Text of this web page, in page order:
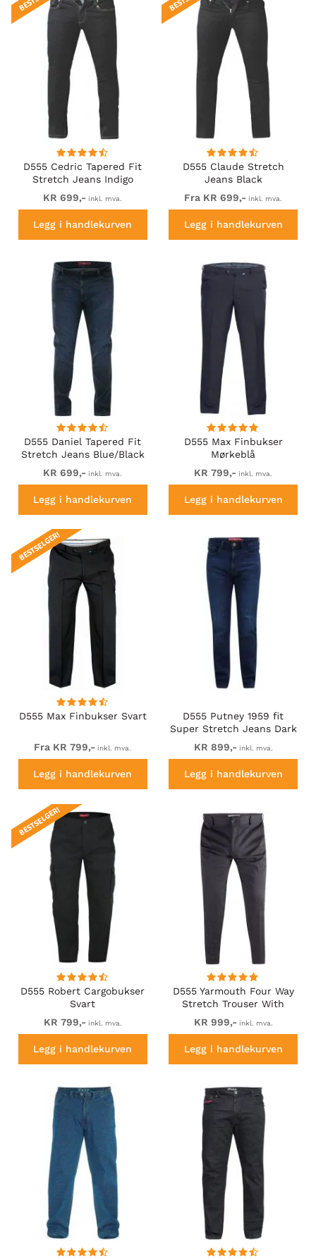
D555 Cedric Tapered Fit
Stretch Jeans Indigo
KR 699,- inkl. mva.
Legg i handlekurven
D555 Claude Stretch
Jeans Black
Fra KR 699,- inkl. mva.
Legg i handlekurven
D555 Daniel Tapered Fit
Stretch Jeans Blue/Black
Wash
KR 699,- inkl. mva.
Legg i handlekurven
D555 Max Finbukser
Mørkeblå
KR 799,- inkl. mva.
Legg i handlekurven
D555 Max Finbukser Svart
BESTSELGER!
Fra KR 799,- inkl. mva.
Legg i handlekurven
D555 Putney 1959 fit
Super Stretch Jeans Dark
Wash
KR 899,- inkl. mva.
Legg i handlekurven
D555 Robert Cargobukser
Svart
BESTSELGER!
KR 799,- inkl. mva.
Legg i handlekurven
D555 Yarmouth Four Way
Stretch Trouser With
Flexible Waistband Black
KR 999,- inkl. mva.
Legg i handlekurven